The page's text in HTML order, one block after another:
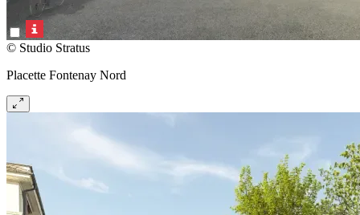
© Studio Stratus
Placette Fontenay Nord